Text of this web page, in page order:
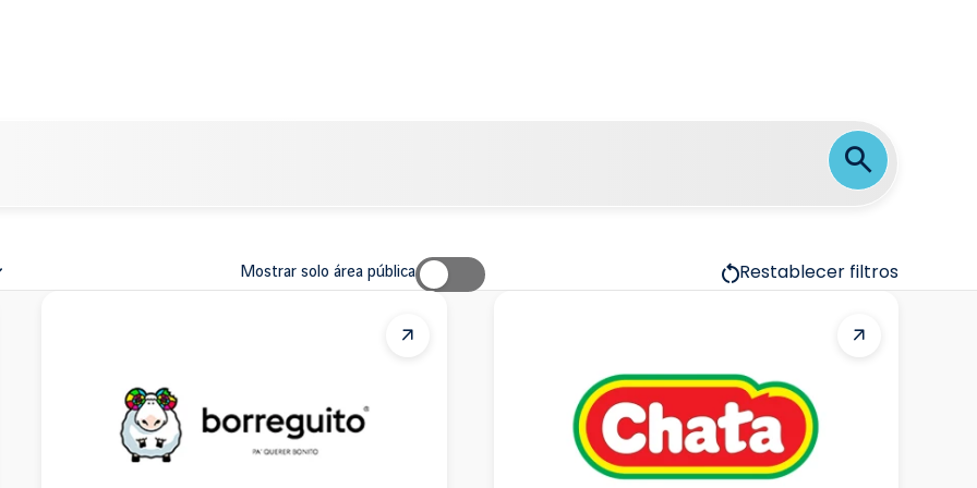
Mostrar solo área pública Restablecer filtros